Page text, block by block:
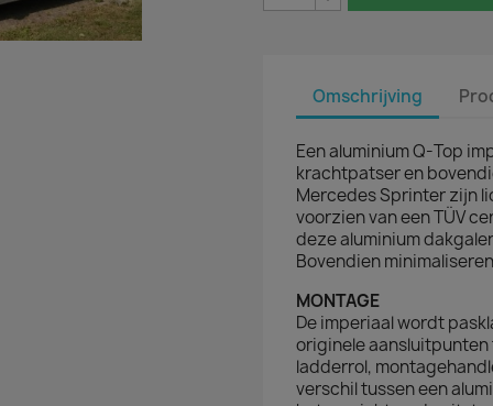
Omschrijving
Een aluminium Q-Top
krachtpatser en
Mercedes Sprinter zijn
voorzien van een TÜV
deze aluminium
Bovendien
MONTAGE
De imperiaal wordt
originele aansluitpunten
ladderrol,
verschil tussen een